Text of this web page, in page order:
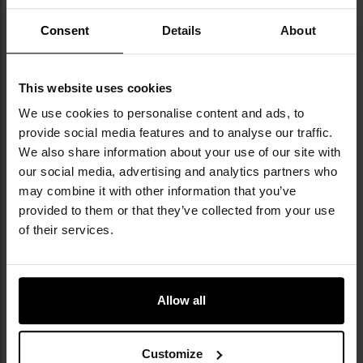
Consent Details About
This website uses cookies
We use cookies to personalise content and ads, to
provide social media features and to analyse our traffic.
We also share information about your use of our site with
our social media, advertising and analytics partners who
may combine it with other information that you’ve
provided to them or that they’ve collected from your use
of their services.
Allow all
Customize
Informacja o producencie i bezpieczeństwo
DANE TECHNICZNE
Więcej
informacji
EAN
4045011173349
Kod producenta
UC-XL
OPINIE
WARTO DOKUPIĆ